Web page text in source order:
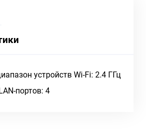
устройств Wi-Fi: 2.4 ГГц
портов: 4